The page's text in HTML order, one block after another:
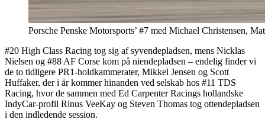
Porsche Penske Motorsports’ #7 med Michael Christensen,
#20 High Class Racing tog sig af syvendepladsen, mens Nicklas
Nielsen og #88 AF Corse kom på niendepladsen – endelig finder vi
de to tidligere PR1-holdkammerater, Mikkel Jensen og Scott
Huffaker, der i år kommer hinanden ved selskab hos #11 TDS
Racing, hvor de sammen med Ed Carpenter Racings hollandske
IndyCar-profil Rinus VeeKay og Steven Thomas tog ottendepladsen
i den indledende session.